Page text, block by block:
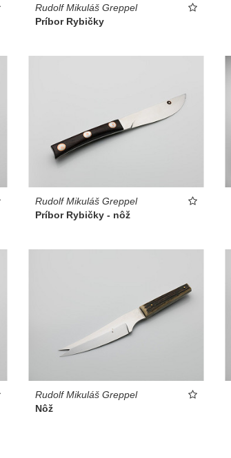
Rudolf Mikuláš Greppel
Príbor Rybičky
Rudolf Mikuláš Greppel
Príbor Rybičky - nôž
Rudolf Mikuláš Greppel
Nôž